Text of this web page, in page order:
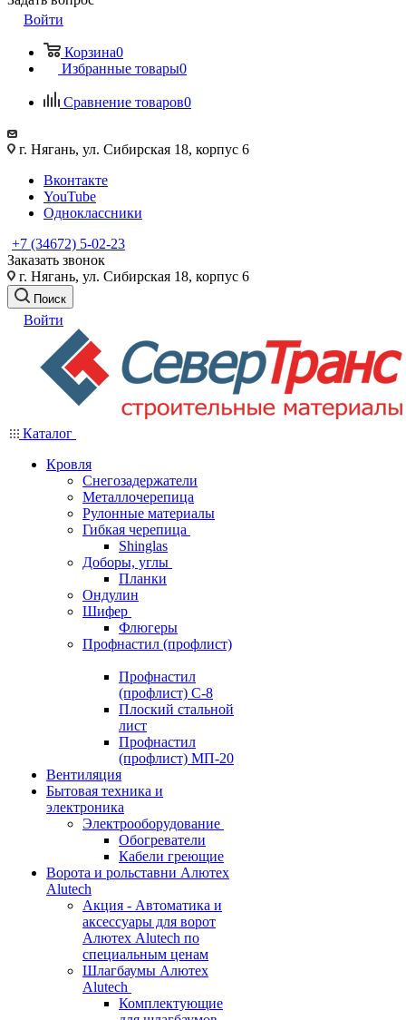
Войти
Корзина0
Избранные товары0
Сравнение товаров0
г. Нягань, ул. Сибирская 18, корпус 6
Вконтакте
YouTube
Одноклассники
+7 (34672) 5-02-23
Заказать звонок
г. Нягань, ул. Сибирская 18, корпус 6
Поиск
Войти
Каталог
Кровля
Снегозадержатели
Металлочерепица
Рулонные материалы
Гибкая черепица
Shinglas
Доборы, углы
Планки
Ондулин
Шифер
Флюгеры
Профнастил (профлист)
Профнастил
(профлист) С-8
Плоский стальной
лист
Профнастил
(профлист) МП-20
Вентиляция
Бытовая техника и
электроника
Электрооборудование
Обогреватели
Кабели греющие
Ворота и рольставни Алютех
Alutech
Акция - Автоматика и
аксессуары для ворот
Алютех Alutech по
специальным ценам
Шлагбаумы Алютех
Alutech
Комплектующие